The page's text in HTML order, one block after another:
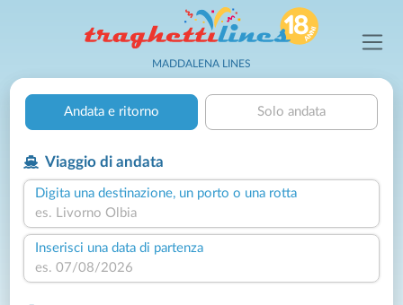
MADDALENA LINES
Andata e ritorno Solo andata
Viaggio di andata
Digita una destinazione, un porto o una rotta
Inserisci una data di partenza